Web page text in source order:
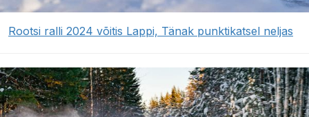
Rootsi ralli 2024 võitis Lappi, Tänak punktikatsel neljas